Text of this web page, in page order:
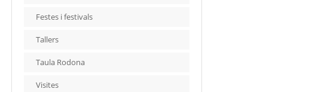
Festes i festivals
Tallers
Taula Rodona
Visites